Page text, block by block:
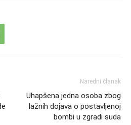
Naredni članak
Uhapšena jedna osoba zbog
lažnih dojava o postavljenoj
bombi u zgradi suda